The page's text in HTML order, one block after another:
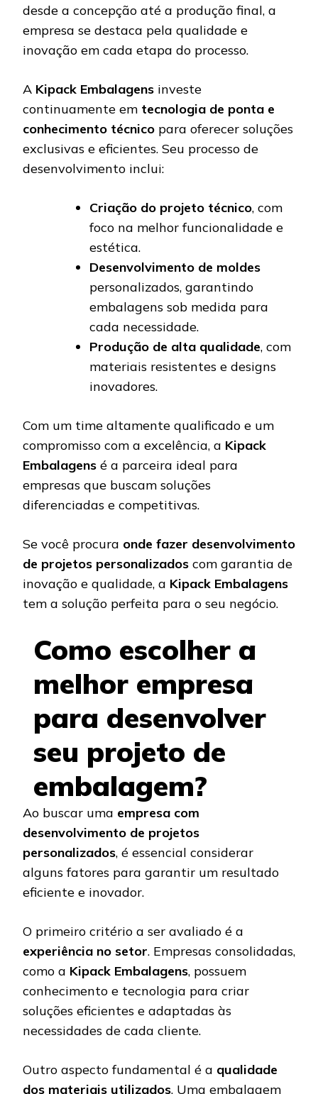
desde a concepção até a produção final, a
empresa se destaca pela qualidade e
inovação em cada etapa do processo.
A Kipack Embalagens investe
continuamente em tecnologia de ponta e
conhecimento técnico para oferecer soluções
exclusivas e eficientes. Seu processo de
desenvolvimento inclui:
Criação do projeto técnico, com
foco na melhor funcionalidade e
estética.
Desenvolvimento de moldes
personalizados, garantindo
embalagens sob medida para
cada necessidade.
Produção de alta qualidade, com
materiais resistentes e designs
inovadores.
Com um time altamente qualificado e um
compromisso com a excelência, a Kipack
Embalagens é a parceira ideal para
empresas que buscam soluções
diferenciadas e competitivas.
Se você procura onde fazer desenvolvimento
de projetos personalizados com garantia de
inovação e qualidade, a Kipack Embalagens
tem a solução perfeita para o seu negócio.
Como escolher a
melhor empresa
para desenvolver
seu projeto de
embalagem?
Ao buscar uma empresa com
desenvolvimento de projetos
personalizados, é essencial considerar
alguns fatores para garantir um resultado
eficiente e inovador.
O primeiro critério a ser avaliado é a
experiência no setor. Empresas consolidadas,
como a Kipack Embalagens, possuem
conhecimento e tecnologia para criar
soluções eficientes e adaptadas às
necessidades de cada cliente.
Outro aspecto fundamental é a qualidade
dos materiais utilizados. Uma embalagem